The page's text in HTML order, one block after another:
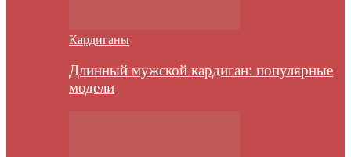
Кардиганы
Длинный мужской кардиган: популярные
модели